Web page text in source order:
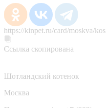
https://kinpet.ru/card/moskva/
Ссылка скопирована
Шотландский котенок
Москва